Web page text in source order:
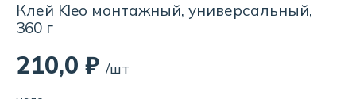
Клей Kleo монтажный, универсальный,
360 г
210,0 ₽ /шт